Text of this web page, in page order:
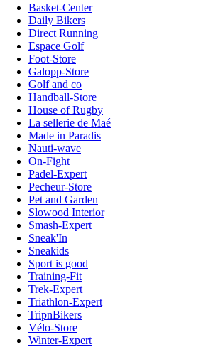
Basket-Center
Daily Bikers
Direct Running
Espace Golf
Foot-Store
Galopp-Store
Golf and co
Handball-Store
House of Rugby
La sellerie de Maé
Made in Paradis
Nauti-wave
On-Fight
Padel-Expert
Pecheur-Store
Pet and Garden
Slowood Interior
Smash-Expert
Sneak'In
Sneakids
Sport is good
Training-Fit
Trek-Expert
Triathlon-Expert
TripnBikers
Vélo-Store
Winter-Expert